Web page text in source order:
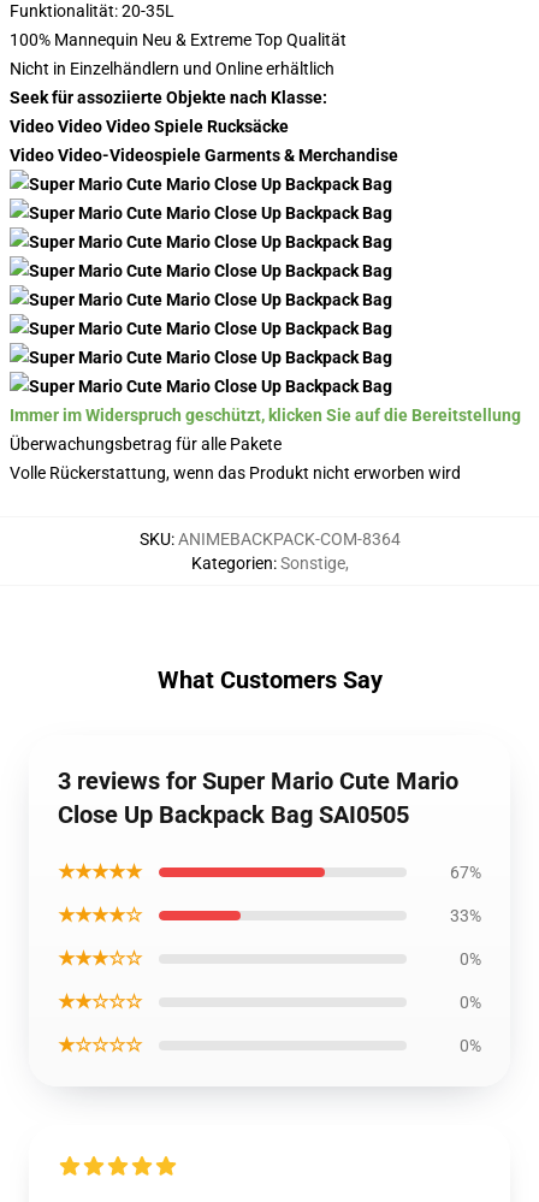
Funktionalität: 20-35L
100% Mannequin Neu & Extreme Top Qualität
Nicht in Einzelhändlern und Online erhältlich
Seek für assoziierte Objekte nach Klasse:
Video Video Video Spiele Rucksäcke
Video Video-Videospiele Garments & Merchandise
Immer im Widerspruch geschützt, klicken Sie auf die Bereitstellung
Überwachungsbetrag für alle Pakete
Volle Rückerstattung, wenn das Produkt nicht erworben wird
SKU:ANIMEBACKPACK-COM-8364
Kategorien:Sonstige,
What Customers Say
3 reviews for Super Mario Cute Mario
Close Up Backpack Bag SAI0505
★★★★★ 67%
★★★★☆ 33%
★★★☆☆ 0%
★★☆☆☆ 0%
★☆☆☆☆ 0%